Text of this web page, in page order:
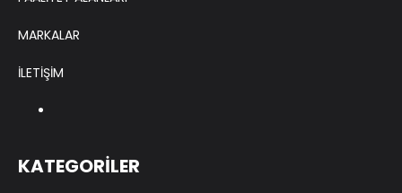
MARKALAR
İLETİŞİM
KATEGORİLER